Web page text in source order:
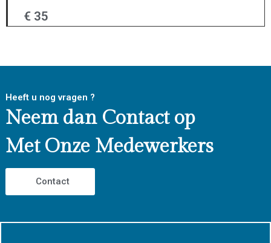
€ 35
Heeft u nog vragen ?
Neem dan Contact op
Met Onze Medewerkers
Contact